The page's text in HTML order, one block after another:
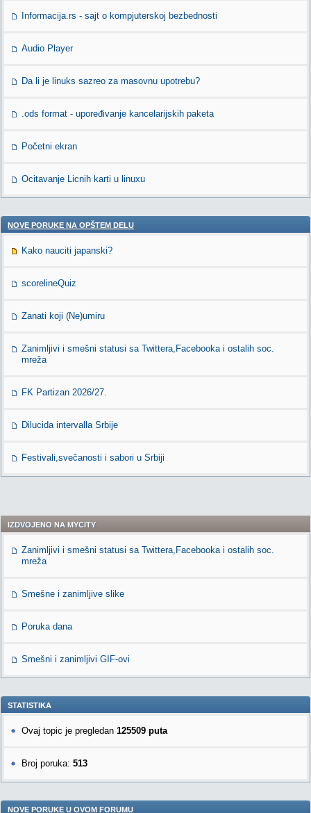
Informacija.rs - sajt o kompjuterskoj bezbednosti
Audio Player
Da li je linuks sazreo za masovnu upotrebu?
.ods format - upoređivanje kancelarijskih paketa
Početni ekran
Ocitavanje Licnih karti u linuxu
NOVE PORUKE NA OPŠTEM DELU
Kako nauciti japanski?
scorelineQuiz
Zanati koji (Ne)umiru
Zanimljivi i smešni statusi sa Twittera,Facebooka i ostalih soc.
mreža
FK Partizan 2026/27.
Dilucida intervalla Srbije
Festivali,svečanosti i sabori u Srbiji
IZDVOJENO NA MYCITY
Zanimljivi i smešni statusi sa Twittera,Facebooka i ostalih soc.
mreža
Smešne i zanimljive slike
Poruka dana
Smešni i zanimljivi GIF-ovi
STATISTIKA
Ovaj topic je pregledan 125509 puta
Broj poruka: 513
NOVE PORUKE U OVOM FORUMU